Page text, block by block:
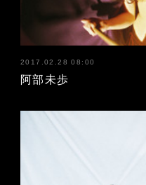
2017.02.28 08:00
阿部未歩